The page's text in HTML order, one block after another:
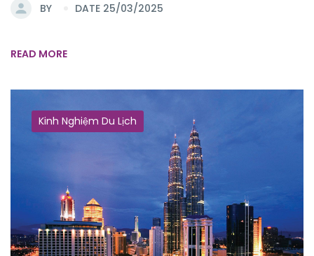
BY DATE 25/03/2025
READ MORE
Kinh Nghiệm Du Lịch